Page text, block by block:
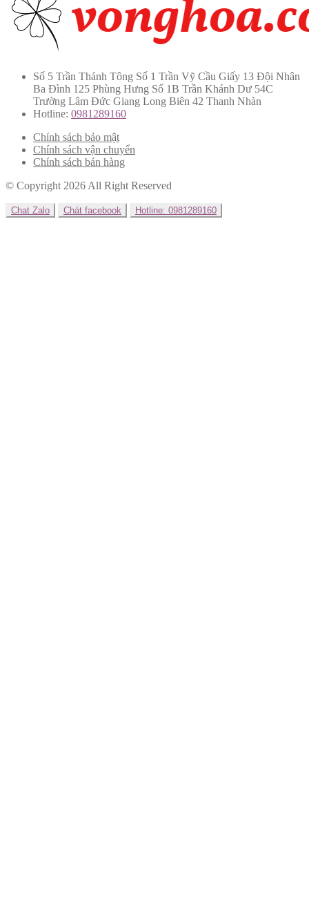
Số 5 Trần Thánh Tông Số 1 Trần Vỹ Cầu Giấy 13 Đội Nhân
Ba Đình 125 Phùng Hưng Số 1B Trần Khánh Dư 54C
Trường Lâm Đức Giang Long Biên 42 Thanh Nhàn
Hotline: 0981289160
Chính sách bảo mật
Chính sách vận chuyển
Chính sách bán hàng
© Copyright 2026 All Right Reserved
Chat Zalo Chát facebook Hotline: 0981289160